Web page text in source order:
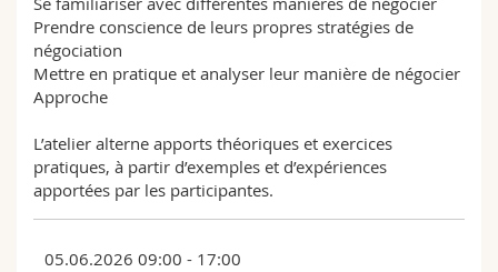
Prendre conscience de leurs propres stratégies de
négociation
Mettre en pratique et analyser leur manière de négocier
Approche
L’atelier alterne apports théoriques et exercices
pratiques, à partir d’exemples et d’expériences
apportées par les participantes.
05.06.2026 09:00 - 17:00